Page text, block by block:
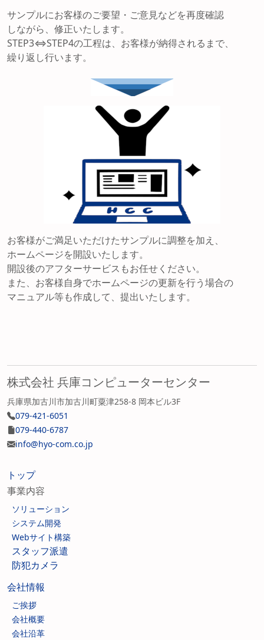
サンプルにお客様のご要望・ご意見などを再度確認
しながら、修正いたします。
STEP3⇔STEP4の工程は、お客様が納得されるまで、
繰り返し行います。
お客様がご満足いただけたサンプルに調整を加え、
ホームページを開設いたします。
開設後のアフターサービスもお任せください。
また、お客様自身でホームページの更新を行う場合の
マニュアル等も作成して、提出いたします。
株式会社 兵庫コンピューターセンター
兵庫県加古川市加古川町粟津258-8 岡本ビル3F
079-421-6051
079-440-6787
info@hyo-com.co.jp
トップ
事業内容
ソリューション
システム開発
Webサイト構築
スタッフ派遣
防犯カメラ
会社情報
ご挨拶
会社概要
会社沿革